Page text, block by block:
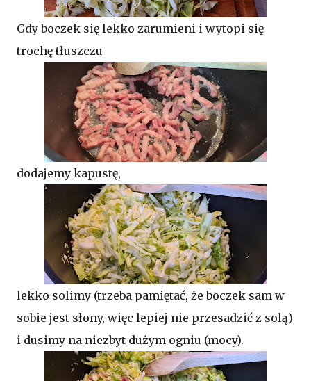
Gdy boczek się lekko zarumieni i wytopi się
trochę tłuszczu
dodajemy kapustę,
lekko solimy (trzeba pamiętać, że boczek sam w
sobie jest słony, więc lepiej nie przesadzić z solą)
i dusimy na niezbyt dużym ogniu (mocy).